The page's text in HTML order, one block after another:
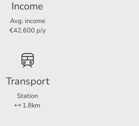
Income
Avg. income
€42.600 p/y
Transport
Station
1.8km